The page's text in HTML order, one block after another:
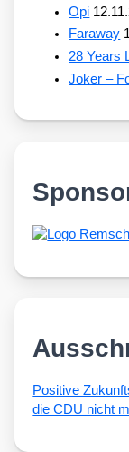
Opi
Faraway
28 Years
Joker –
Posi­ti­ve
die CDU nicht